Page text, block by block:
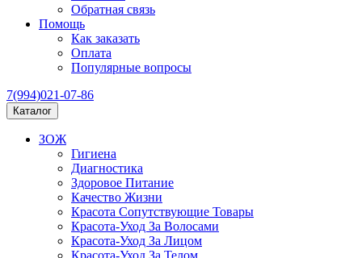
Обратная связь
Помощь
Как заказать
Оплата
Популярные вопросы
7(994)021-07-86
Каталог
ЗОЖ
Гигиена
Диагностика
Здоровое Питание
Качество Жизни
Красота Сопутствующие Товары
Красота-Уход За Волосами
Красота-Уход За Лицом
Красота-Уход За Телом